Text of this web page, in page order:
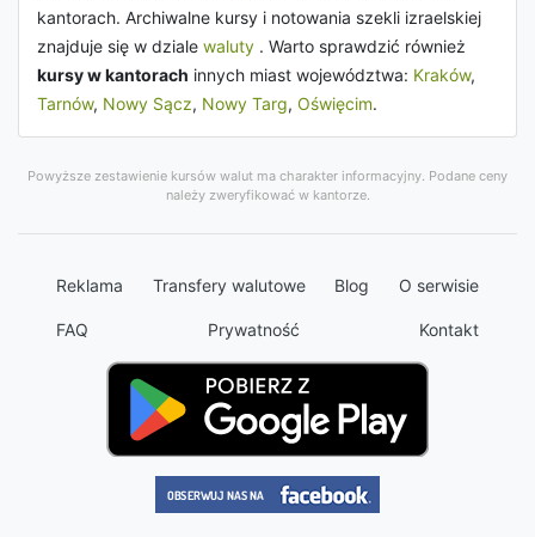
kantorach. Archiwalne kursy i notowania szekli izraelskiej
znajduje się w dziale waluty . Warto sprawdzić również
kursy w kantorach innych miast województwa: Kraków,
Tarnów, Nowy Sącz, Nowy Targ, Oświęcim.
Powyższe zestawienie kursów walut ma charakter informacyjny. Podane ceny
należy zweryfikować w kantorze.
Reklama Transfery walutowe Blog O serwisie
FAQ Prywatność Kontakt